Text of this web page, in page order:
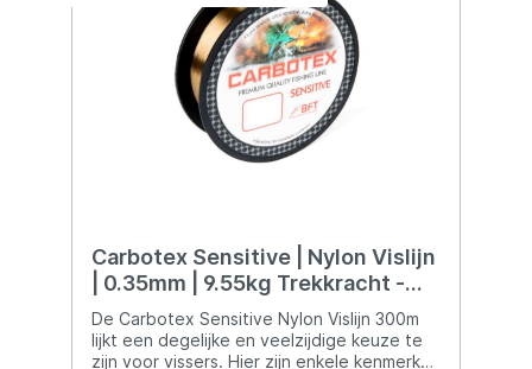
Carbotex Sensitive | Nylon Vislijn
| 0.35mm | 9.55kg Trekkracht -
300m
De Carbotex Sensitive Nylon Vislijn 300m
lijkt een degelijke en veelzijdige keuze te
zijn voor vissers. Hier zijn enkele kenmerken